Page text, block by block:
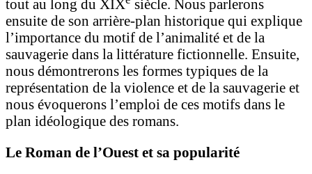
tout au long du XIX
siècle. Nous parlerons
ensuite de son arrière-plan historique qui explique
l’importance du motif de l’animalité et de la
sauvagerie dans la littérature fictionnelle. Ensuite,
nous démontrerons les formes typiques de la
représentation de la violence et de la sauvagerie et
nous évoquerons l’emploi de ces motifs dans le
plan idéologique des romans.
Le Roman de l’Ouest et sa popularité